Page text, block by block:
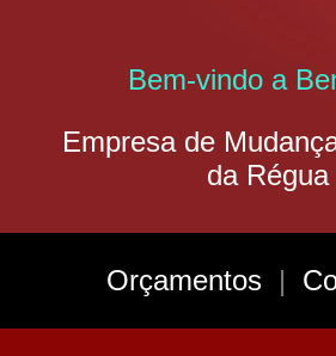
Bem-vindo a
Empresa de
da Régua
Orçamentos |